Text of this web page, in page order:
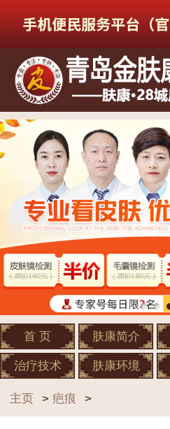
首 页 肤康简介
治疗技术 肤康环境
主页 > 疤痕 >